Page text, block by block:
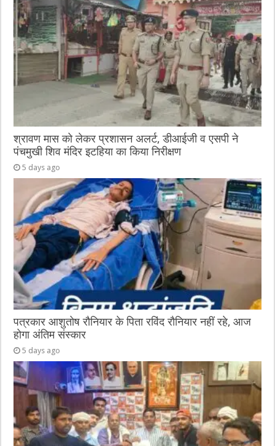
श्रावण मास को लेकर प्रशासन अलर्ट, डीआईजी व एसपी ने
पंचमुखी शिव मंदिर इटहिया का किया निरीक्षण
5 days ago
पत्रकार आशुतोष रौनियार के पिता रविंद रौनियार नहीं रहे, आज
होगा अंतिम संस्कार
5 days ago